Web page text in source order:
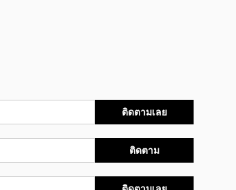
ติดตามเลย
ติดตาม